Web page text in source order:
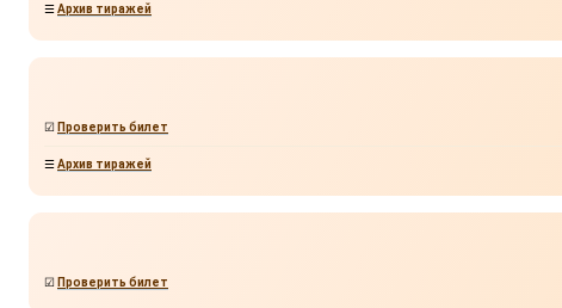
☰Архив тиражей
☑ Проверить билет
☰Архив тиражей
☑ Проверить билет